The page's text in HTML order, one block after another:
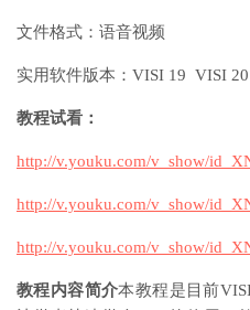
文件格式：语音视频
实用软件版本：VISI 19
教程试看：
http://v.youku.com/v_show/
http://v.youku.com/v_show/
http://v.youku.com/v_show/
教程内容简介本教程是目前